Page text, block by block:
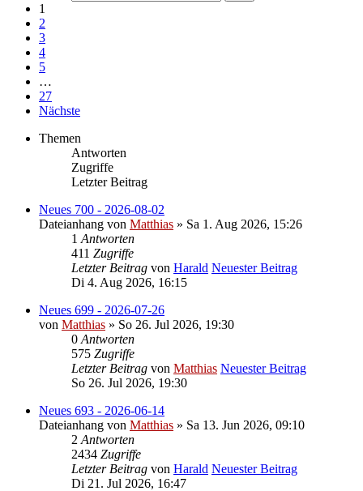
1
2
3
4
5
…
27
Nächste
Themen
Antworten
Zugriffe
Letzter Beitrag
Neues 700 - 2026-08-02
Dateianhang von Matthias » Sa 1. Aug 2026, 15:26
1 Antworten
411 Zugriffe
Letzter Beitrag von Harald Neuester Beitrag
Di 4. Aug 2026, 16:15
Neues 699 - 2026-07-26
von Matthias » So 26. Jul 2026, 19:30
0 Antworten
575 Zugriffe
Letzter Beitrag von Matthias Neuester Beitrag
So 26. Jul 2026, 19:30
Neues 693 - 2026-06-14
Dateianhang von Matthias » Sa 13. Jun 2026, 09:10
2 Antworten
2434 Zugriffe
Letzter Beitrag von Harald Neuester Beitrag
Di 21. Jul 2026, 16:47